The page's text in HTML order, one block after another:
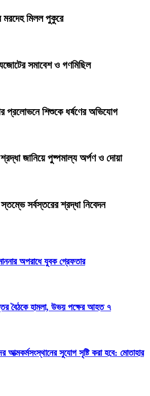
মরদেহ মিলল পুকুরে
সমাবেশ ও গণমিছিল
প্রলোভনে শিশুকে ধর্ষণের অভিযোগ
জানিয়ে পুষ্পমাল্য অর্পণ ও দোয়া
সর্বস্তরের শ্রদ্ধা নিবেদন
অপরাধে যুবক গ্রেফতার
বৈঠকে হামলা, উভয় পক্ষের আহত ৭
আত্মকর্মসংস্থানের সুযোগ সৃষ্টি করা হবে: মোতাহার